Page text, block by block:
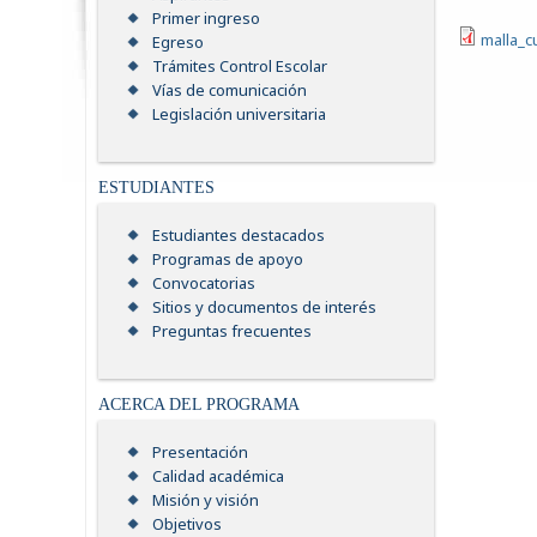
Primer ingreso
Egreso
Trámites Control Escolar
Vías de comunicación
Legislación universitaria
ESTUDIANTES
Estudiantes destacados
Programas de apoyo
Convocatorias
Sitios y documentos de interés
Preguntas frecuentes
ACERCA DEL PROGRAMA
Presentación
Calidad académica
Misión y visión
Objetivos